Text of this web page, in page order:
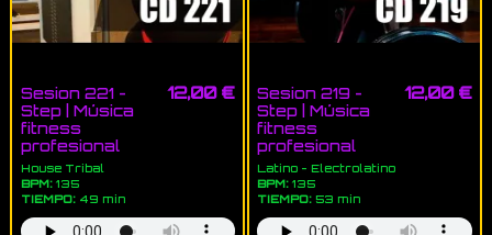
Sesion 221 -
Step | Música
fitness
profesional
House Tribal
BPM:135
TIEMPO:49 min
12,00 €
Sesion 219 -
Step | Música
fitness
profesional
Latino - Electrolatino
BPM: 135
TIEMPO: 53 min
12,00 €